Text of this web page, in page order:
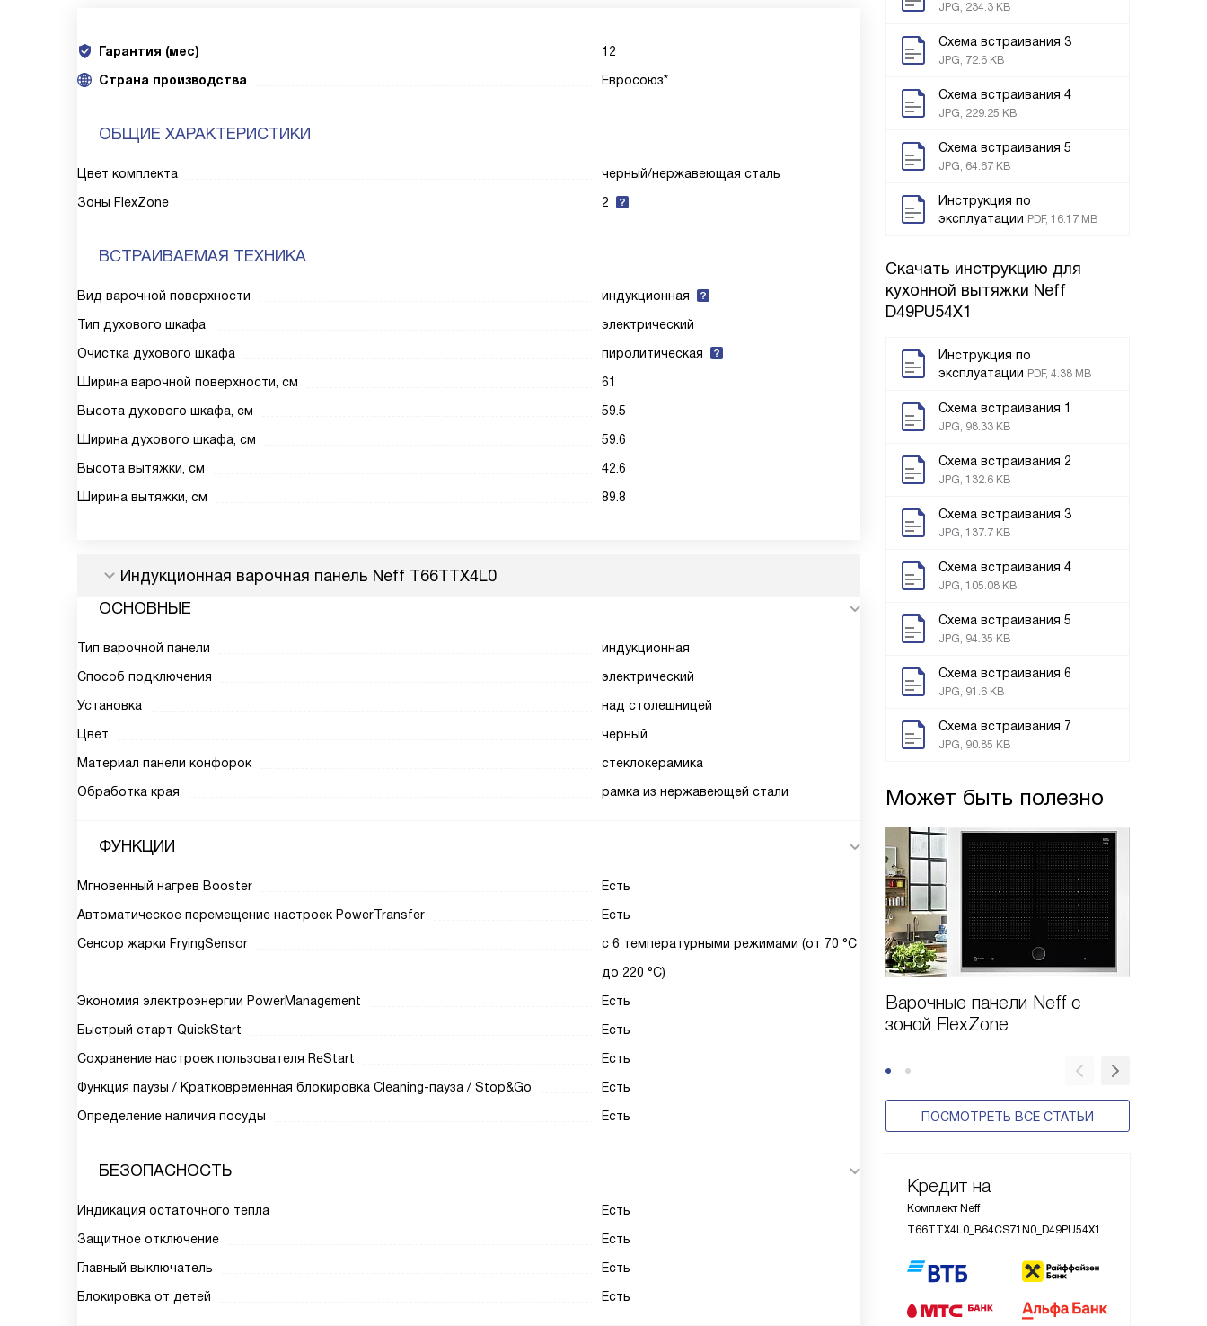
JPG, 234.3 KB
Схема встраивания 3
JPG, 72.6 KB
Схема встраивания 4
JPG, 229.25 KB
Схема встраивания 5
JPG, 64.67 KB
Инструкция по
эксплуатации PDF, 16.17 MB
Скачать инструкцию для
кухонной вытяжки Neff
D49PU54X1
Инструкция по
эксплуатации PDF, 4.38 MB
Схема встраивания 1
JPG, 98.33 KB
Схема встраивания 2
JPG, 132.6 KB
Схема встраивания 3
JPG, 137.7 KB
Схема встраивания 4
JPG, 105.08 KB
Схема встраивания 5
JPG, 94.35 KB
Схема встраивания 6
JPG, 91.6 KB
Схема встраивания 7
JPG, 90.85 KB
Может быть полезно
Варочные панели Neff с
зоной FlexZone
ПОСМОТРЕТЬ ВСЕ СТАТЬИ
Кредит на
Комплект Neff
T66TTX4L0_B64CS71N0_D49PU54X1
Гарантия (мес)
12
Страна производства
Евросоюз*
ОБЩИЕ ХАРАКТЕРИСТИКИ
Цвет комплекта
черный/нержавеющая сталь
Зоны FlexZone
2
ВСТРАИВАЕМАЯ ТЕХНИКА
Вид варочной поверхности
индукционная
Тип духового шкафа
электрический
Очистка духового шкафа
пиролитическая
Ширина варочной поверхности, см
61
Высота духового шкафа, см
59.5
Ширина духового шкафа, см
59.6
Высота вытяжки, см
42.6
Ширина вытяжки, см
89.8
Индукционная варочная панель Neff T66TTX4L0
ОСНОВНЫЕ
Тип варочной панели
индукционная
Способ подключения
электрический
Установка
над столешницей
Цвет
черный
Материал панели конфорок
стеклокерамика
Обработка края
рамка из нержавеющей стали
ФУНКЦИИ
Мгновенный нагрев Booster
Есть
Автоматическое перемещение настроек PowerTransfer
Есть
Сенсор жарки FryingSensor
с 6 температурными режимами (от 70 °C
до 220 °C)
Экономия электроэнергии PowerManagement
Есть
Быстрый старт QuickStart
Есть
Сохранение настроек пользователя ReStart
Есть
Функция паузы / Кратковременная блокировка Cleaning-пауза / Stop&Go
Есть
Определение наличия посуды
Есть
БЕЗОПАСНОСТЬ
Индикация остаточного тепла
Есть
Защитное отключение
Есть
Главный выключатель
Есть
Блокировка от детей
Есть